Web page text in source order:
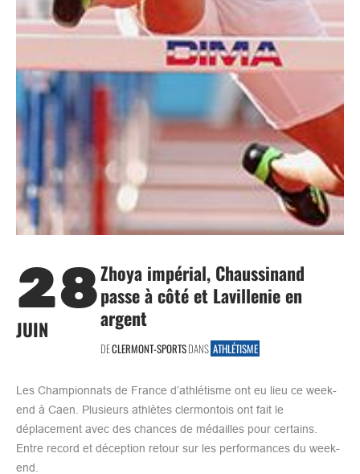
28
JUIN
Zhoya impérial, Chaussinand
passe à côté et Lavillenie en
argent
DECLERMONT-SPORTSDANS ATHLÉTISME
Les Championnats de France d’athlétisme ont eu lieu ce week-
end à Caen. Plusieurs athlètes clermontois ont fait le
déplacement avec des chances de médailles pour certains.
Entre record et déception retour sur les performances du week-
end.